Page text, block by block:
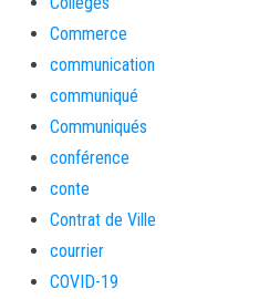
Commerce
communication
communiqué
Communiqués
conférence
conte
Contrat de Ville
courrier
COVID-19